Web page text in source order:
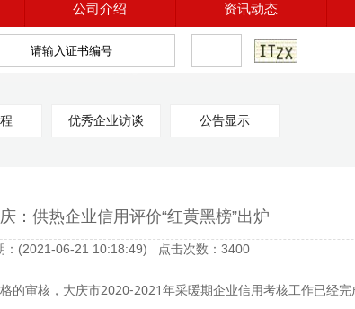
公司介绍 资讯动态
优秀企业访谈 公告显示
：供热企业信用评价“红黄黑榜”出炉
：(2021-06-21 10:18:49) 点击次数：3400
的审核，大庆市2020-2021年采暖期企业信用考核工作已经